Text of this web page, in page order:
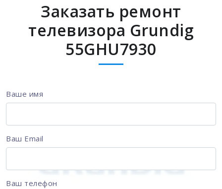
Заказать ремонт
телевизора Grundig
55GHU7930
Ваше имя
Ваш Email
Ваш телефон